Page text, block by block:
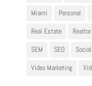
Miami
Personal
Real Estate
Realtor
SEM
SEO
Video Marketing